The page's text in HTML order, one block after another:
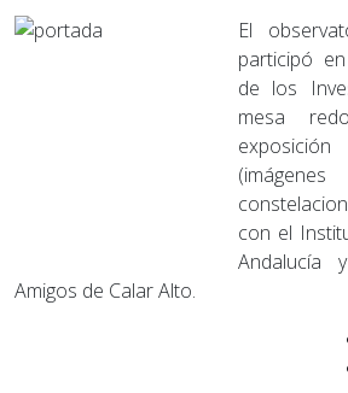
El
participó
de los
mesa
con el
Andalucía
Amigos de Calar Alto.